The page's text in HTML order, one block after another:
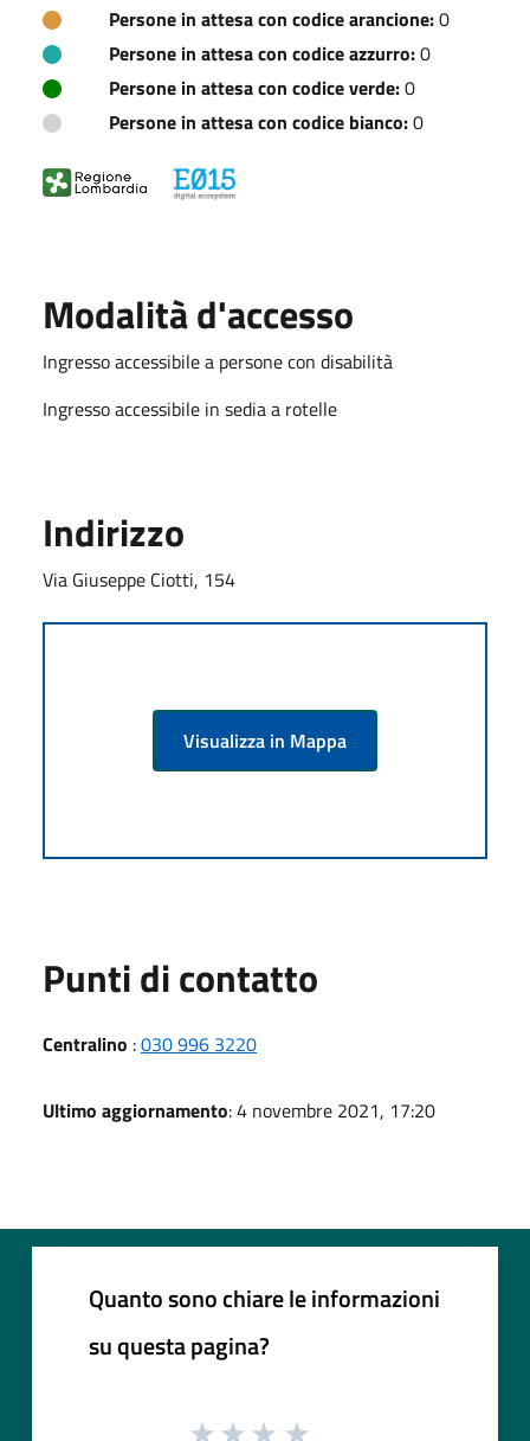
Persone in attesa con codice arancione:0
Persone in attesa con codice azzurro:0
Persone in attesa con codice verde:0
Persone in attesa con codice bianco:0
Modalità d'accesso
Ingresso accessibile a persone con disabilità
Ingresso accessibile in sedia a rotelle
Indirizzo
Via Giuseppe Ciotti, 154
Visualizza in Mappa
Punti di contatto
Centralino :030 996 3220
Ultimo aggiornamento: 4 novembre 2021, 17:20
Quanto sono chiare le informazioni
su questa pagina?